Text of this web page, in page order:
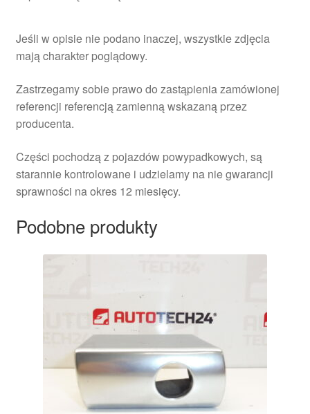
Jeśli w opisie nie podano inaczej, wszystkie zdjęcia
mają charakter poglądowy.
Zastrzegamy sobie prawo do zastąpienia zamówionej
referencji referencją zamienną wskazaną przez
producenta.
Części pochodzą z pojazdów powypadkowych, są
starannie kontrolowane i udzielamy na nie gwarancji
sprawności na okres 12 miesięcy.
Podobne produkty